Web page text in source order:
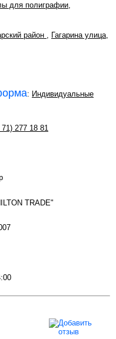
для полиграфии,
район , Гагарина улица,
: Индивидуальные
277 18 81
TRADE"